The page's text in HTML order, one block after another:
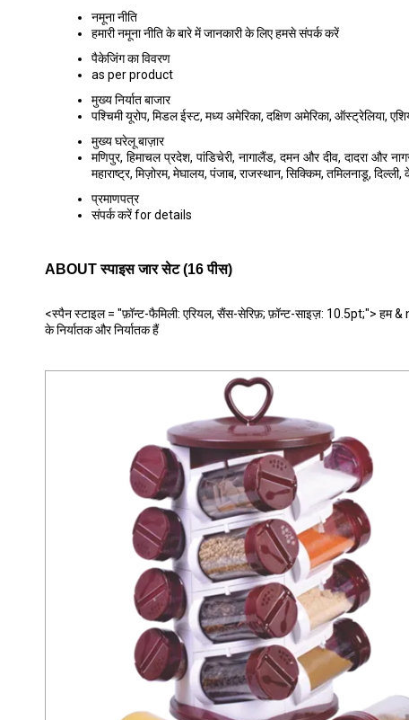
नमूना नीति
हमारी नमूना नीति के बारे में जानकारी के लिए हमसे संपर्क करें
पैकेजिंग का विवरण
as per product
मुख्य निर्यात बाजार
पश्चिमी यूरोप, मिडल ईस्ट, मध्य अमेरिका, दक्षिण अमेरिका, ऑस्ट्रेलिया,
मुख्य घरेलू बाज़ार
मणिपुर, हिमाचल प्रदेश, पांडिचेरी, नागालैंड, दमन और दीव, दादरा और
महाराष्ट्र, मिज़ोरम, मेघालय, पंजाब, राजस्थान, सिक्किम, तमिलनाडू,
प्रमाणपत्र
संपर्क करें for details
ABOUT स्पाइस जार सेट (16 पीस)
<स्पैन स्टाइल = "फ़ॉन्ट-फैमिली: एरियल, सैंस-सेरिफ़; फ़ॉन्ट-साइज़: 10.5pt;"> हम
के निर्यातक और निर्यातक हैं